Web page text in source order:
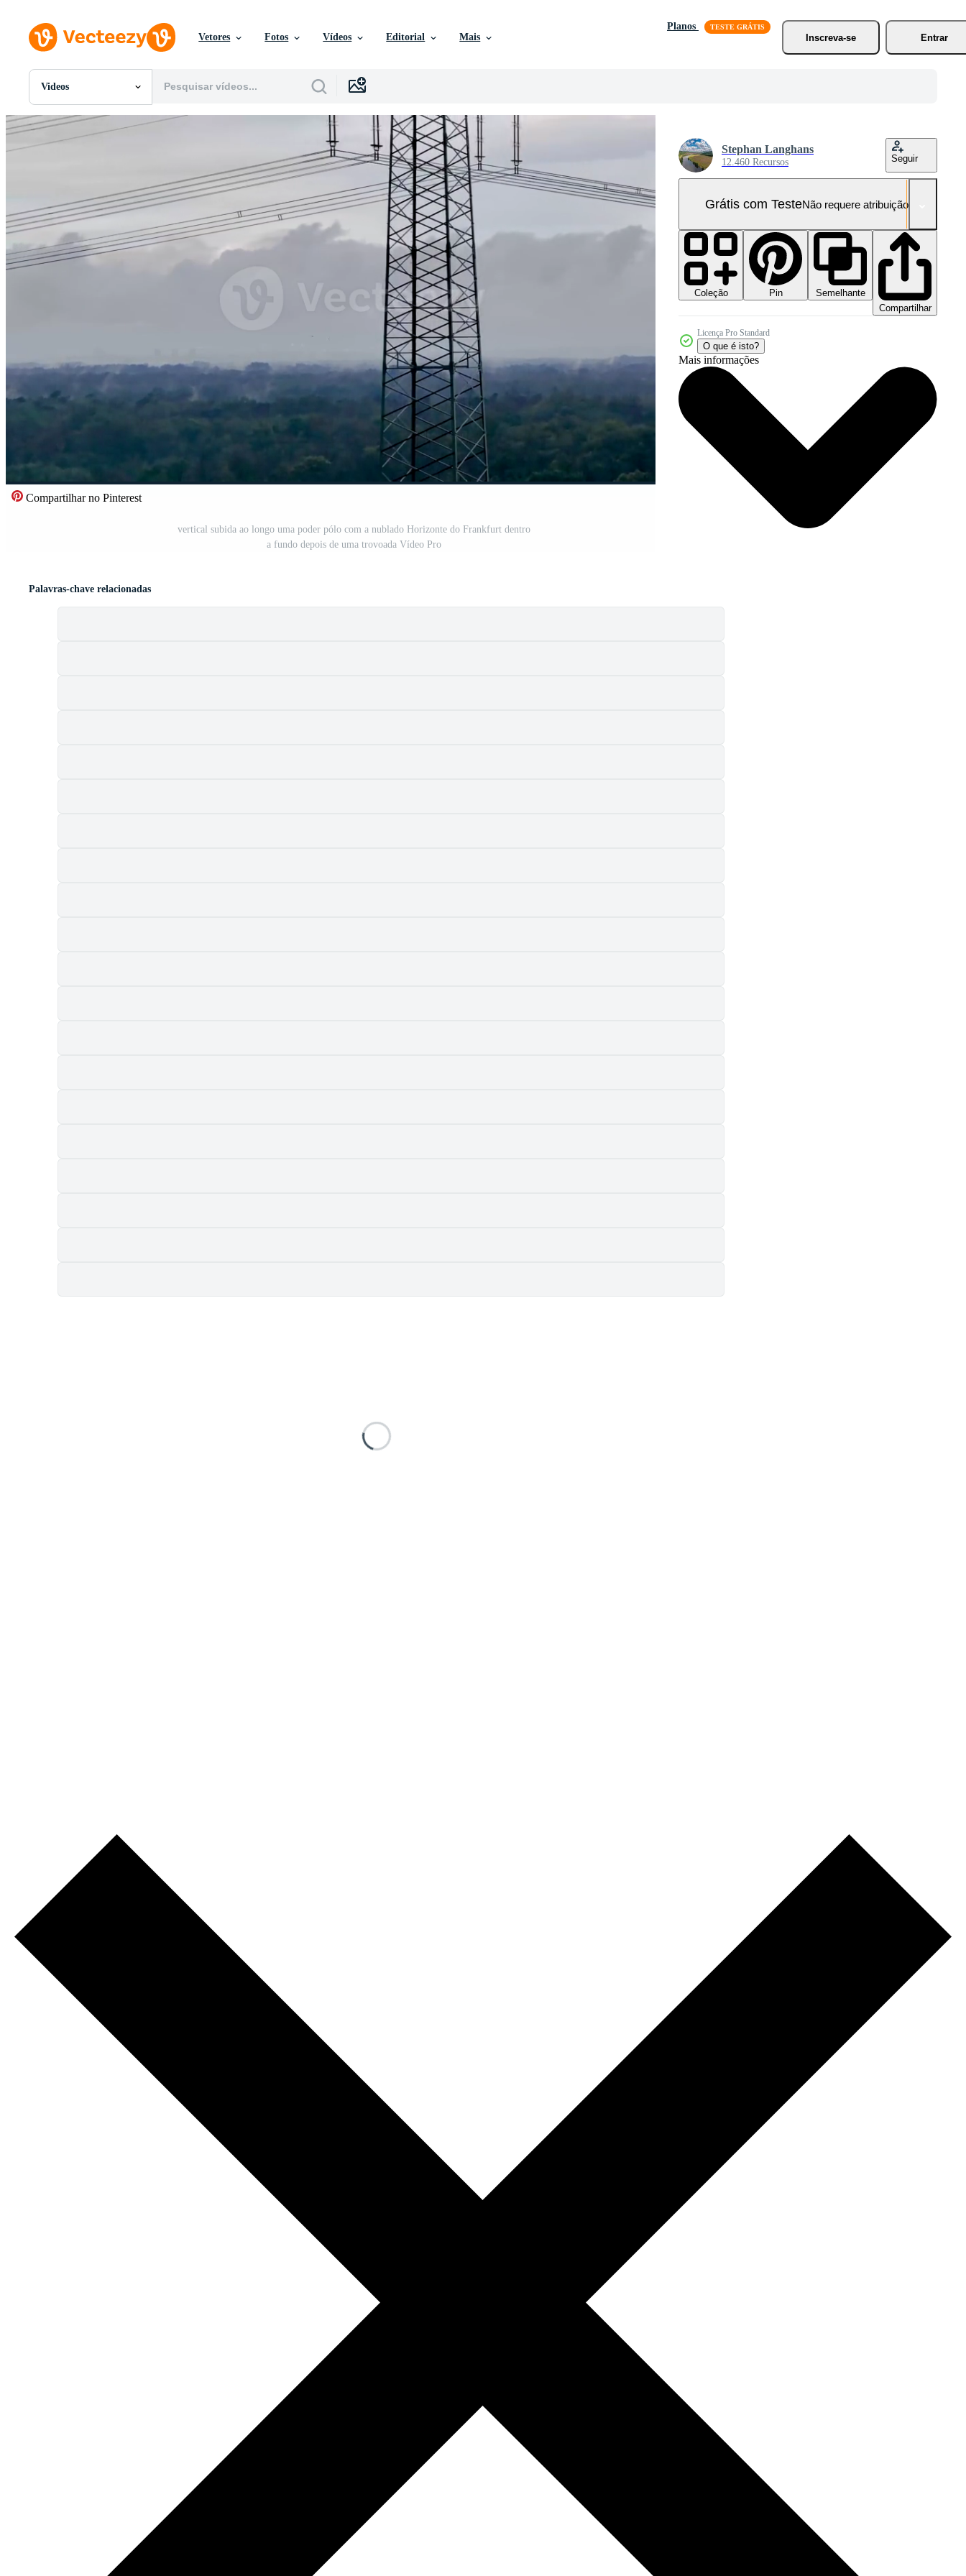
Vetores Fotos Vídeos Editorial Mais
Planos
Inscreva-se
Entrar
Videos
Todas Imagens
Fotos
PNGs
Videos
Motion graphics
Imagens Editoriais
Eventos Editoriais
Compartilhar no Pinterest
vertical subida ao longo uma poder pólo com a nublado Horizonte do Frankfurt dentro
a fundo depois de uma trovoada Vídeo Pro
Stephan Langhans
12.460 Recursos Seguir
Grátis com TesteNão requere atribuição!
Coleção Pin
Semelhante
Compartilhar
Licença Pro Standard
O que é isto?
Mais informações
Palavras-chave relacionadas